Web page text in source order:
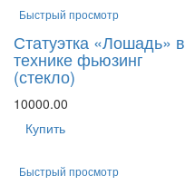
Быстрый просмотр
Статуэтка «Лошадь» в
технике фьюзинг
(стекло)
10000.00
Купить
Быстрый просмотр